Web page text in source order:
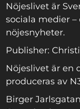
Nöjeslivet är
sociala medier
nöjesnyheter.
Publisher:
Nöjeslivet är en
produceras av
Birger